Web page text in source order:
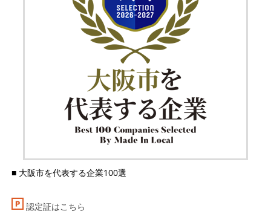
■ 大阪市を代表する企業100選
認定証はこちら